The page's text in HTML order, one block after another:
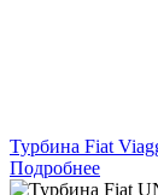
Турбина Fiat
Подробнее